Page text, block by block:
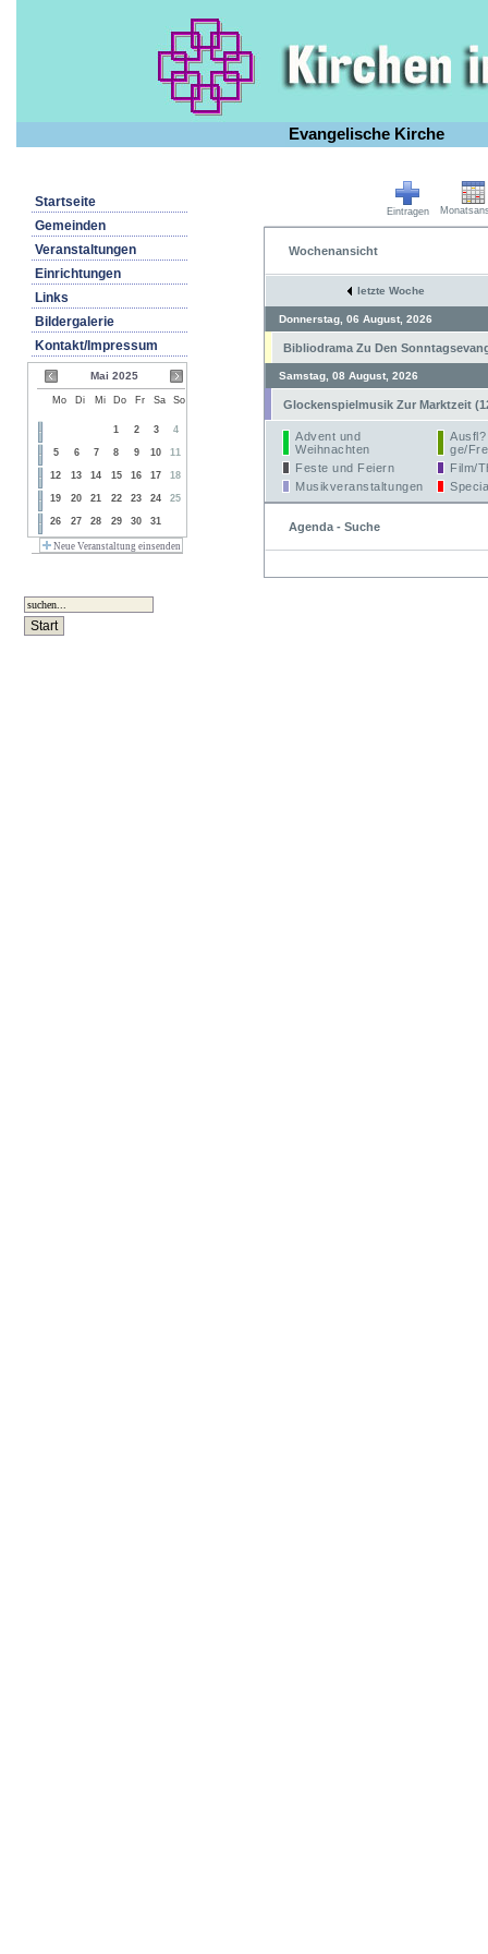
Evangelische Kirche
Startseite
Gemeinden
Veranstaltungen
Einrichtungen
Links
Bildergalerie
Kontakt/Impressum
Mai 2025
Mo Di Mi Do Fr Sa So
1 2 3 4
5 6 7 8 9 10 11
12 13 14 15 16 17 18
19 20 21 22 23 24 25
26 27 28 29 30 31
Neue Veranstaltung einsenden
Eintragen
Wochenansicht
letzte Woche
Donnerstag, 06 August, 2026
Bibliodrama Zu Den
Samstag, 08 August, 2026
Glockenspielmusik Zur Marktzeit
Advent und
Weihnachten
Ausfl?
ge/
Feste und Feiern
Film/
Musikveranstaltungen
Agenda - Suche